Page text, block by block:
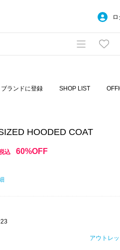
ランドに登録 SHOP LIST
HOODED COAT
込 60%OFF
アウトレ